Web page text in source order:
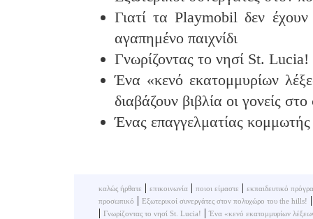
Γιατί τα Playmobil δεν
αγαπημένο παιχνίδι
Γνωρίζοντας το νησί St. Lucia!
Ένα «κενό εκατομμυρίων
διαβάζουν βιβλία οι γονείς στο
Ένας επαγγελματίας
καλώς ήρθατε | επικοινωνία | ποιοι είμαστε | εκπαιδευτικό
προσωπικό | Εξωτερικοί συνεργάτες στον πολυχώρο του the hills!
| Γνωρίζοντας το νησί St. Lucia! |Ένα «κενό εκατομμυρίων